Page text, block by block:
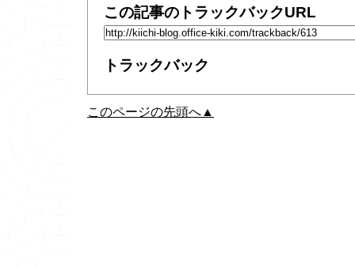
この記事のトラックバックURL
トラックバック
このページの先頭へ▲